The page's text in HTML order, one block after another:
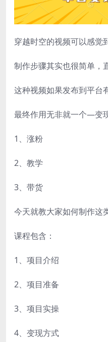
穿越时空的视频可以感觉
制作步骤其实也很简单，
这种视频如果发布到平台
最终作用无非就一个—变
1、涨粉
2、教学
3、带货
今天就教大家如何制作这
课程包含：
1、项目介绍
2、项目准备
3、项目实操
4、变现方式